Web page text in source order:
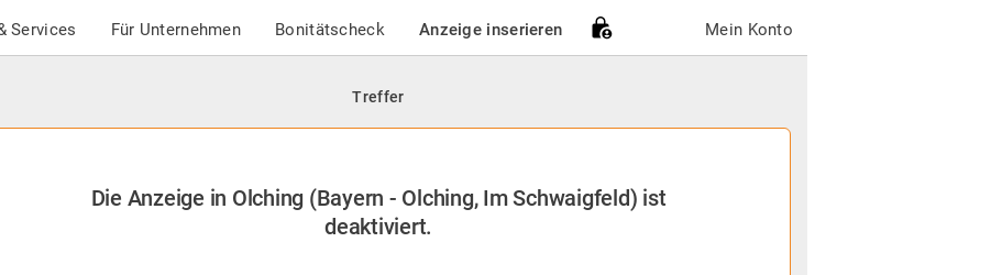
Services Für Unternehmen Bonitätscheck Anzeige inserieren Mein Konto
Treffer
Die Anzeige in Olching (Bayern - Olching, Im Schwaigfeld) ist
deaktiviert.